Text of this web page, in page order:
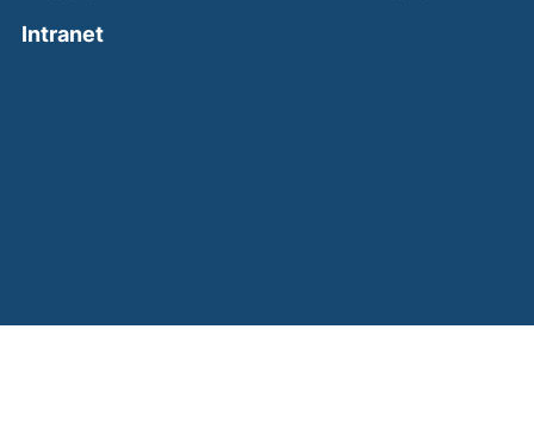
Intranet(external link, opens in a new window)